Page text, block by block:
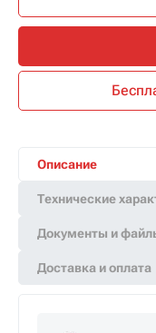
Описание
Технические
Документы и
Доставка и оплата